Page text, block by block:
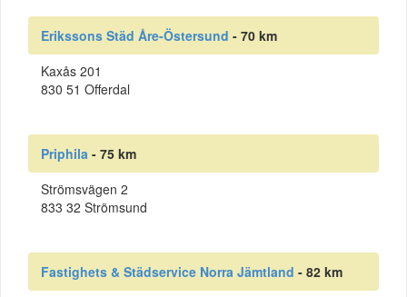
Erikssons Städ Åre-Östersund - 70 km
Kaxås 201
830 51 Offerdal
Priphila - 75 km
Strömsvägen 2
833 32 Strömsund
Fastighets & Städservice Norra Jämtland - 82 km